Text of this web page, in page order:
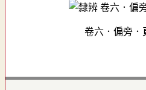
卷六．偏旁．